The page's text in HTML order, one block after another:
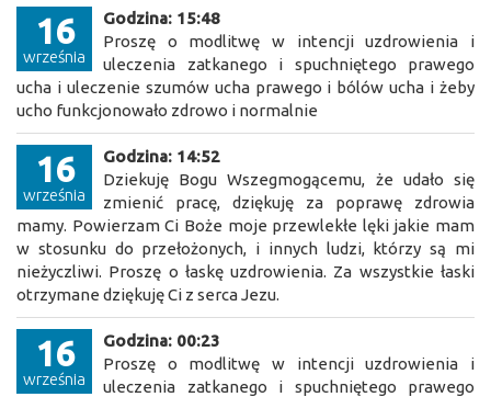
16
września
Godzina: 15:48
Proszę o modlitwę w intencji uzdrowienia i
uleczenia zatkanego i spuchniętego prawego
ucha i uleczenie szumów ucha prawego i bólów ucha i żeby
ucho funkcjonowało zdrowo i normalnie
16
września
Godzina: 14:52
Dziekuję Bogu Wszegmogącemu, że udało się
zmienić pracę, dziękuję za poprawę zdrowia
mamy. Powierzam Ci Boże moje przewlekłe lęki jakie mam
w stosunku do przełożonych, i innych ludzi, którzy są mi
nieżyczliwi. Proszę o łaskę uzdrowienia. Za wszystkie łaski
otrzymane dziękuję Ci z serca Jezu.
16
września
Godzina: 00:23
Proszę o modlitwę w intencji uzdrowienia i
uleczenia zatkanego i spuchniętego prawego